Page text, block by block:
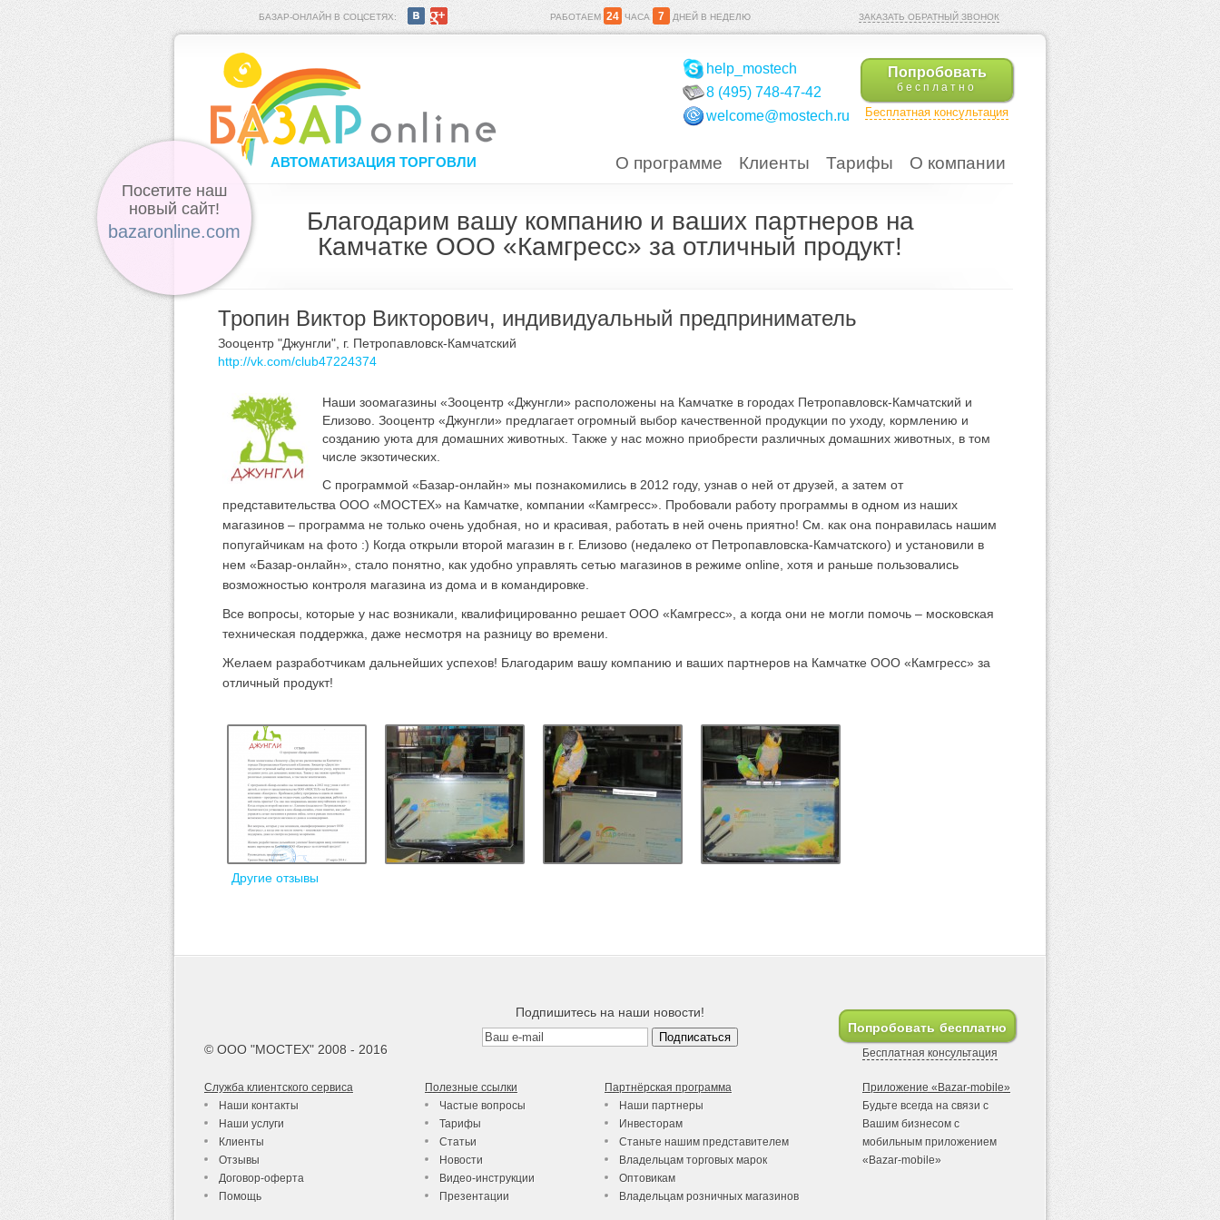
БАЗАР-ОНЛАЙН В СОЦСЕТЯХ: РАБОТАЕМ 24 ЧАСА 7 ДНЕЙ В НЕДЕЛЮ ЗАКАЗАТЬ ОБРАТНЫЙ ЗВОНОК
АВТОМАТИЗАЦИЯ ТОРГОВЛИ
Посетите наш
новый сайт!
bazaronline.com
help_mostech
8 (495) 748-47-42
welcome@mostech.ru
Попробовать
бесплатно
Бесплатная консультация
О программе Клиенты Тарифы О компании
Благодарим вашу компанию и ваших партнеров на
Камчатке ООО «Камгресс» за отличный продукт!
Тропин Виктор Викторович, индивидуальный предприниматель
Зооцентр "Джунгли", г. Петропавловск-Камчатский
http://vk.com/club47224374
Наши зоомагазины «Зооцентр «Джунгли» расположены на Камчатке в городах Петропавловск-Камчатский и
Елизово. Зооцентр «Джунгли» предлагает огромный выбор качественной продукции по уходу, кормлению и
созданию уюта для домашних животных. Также у нас можно приобрести различных домашних животных, в том
числе экзотических.
С программой «Базар-онлайн» мы познакомились в 2012 году, узнав о ней от друзей, а затем от
представительства ООО «МОСТЕХ» на Камчатке, компании «Камгресс». Пробовали работу программы в одном из наших
магазинов – программа не только очень удобная, но и красивая, работать в ней очень приятно! Cм. как она понравилась нашим
попугайчикам на фото :) Когда открыли второй магазин в г. Елизово (недалеко от Петропавловска-Камчатского) и установили в
нем «Базар-онлайн», стало понятно, как удобно управлять сетью магазинов в режиме online, хотя и раньше пользовались
возможностью контроля магазина из дома и в командировке.
Все вопросы, которые у нас возникали, квалифицированно решает ООО «Камгресс», а когда они не могли помочь – московская
техническая поддержка, даже несмотря на разницу во времени.
Желаем разработчикам дальнейших успехов! Благодарим вашу компанию и ваших партнеров на Камчатке ООО «Камгресс» за
отличный продукт!
Другие отзывы
Подпишитесь на наши новости!
Попробовать бесплатно
Бесплатная консультация
© ООО "МОСТЕХ" 2008 - 2016
Служба клиентского сервиса
Наши контакты
Наши услуги
Клиенты
Отзывы
Договор-оферта
Помощь
Полезные ссылки
Частые вопросы
Тарифы
Статьи
Новости
Видео-инструкции
Презентации
Партнёрская программа
Наши партнеры
Инвесторам
Станьте нашим представителем
Владельцам торговых марок
Оптовикам
Владельцам розничных магазинов
Приложение «Bazar-mobile»
Будьте всегда на связи с
Вашим бизнесом с
мобильным приложением
«Bazar-mobile»